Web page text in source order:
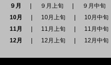
９月
９月上旬 ９月中旬
10月
10月上旬 10月中旬
11月
11月上旬 11月中旬
12月
12月上旬 12月中旬